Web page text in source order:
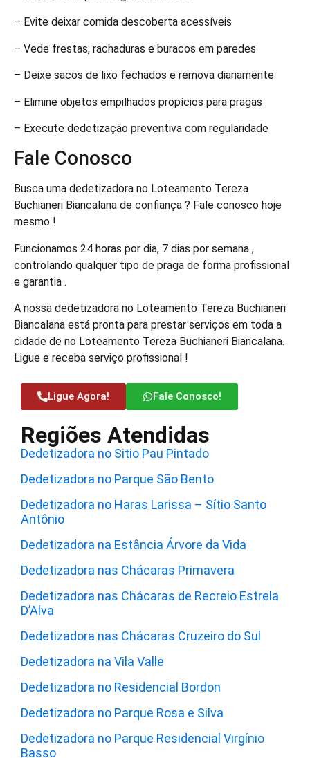
– Evite deixar comida descoberta acessíveis
– Vede frestas, rachaduras e buracos em paredes
– Deixe sacos de lixo fechados e remova diariamente
– Elimine objetos empilhados propícios para pragas
– Execute dedetização preventiva com regularidade
Fale Conosco
Busca uma dedetizadora no Loteamento Tereza
Buchianeri Biancalana de confiança ? Fale conosco hoje
mesmo !
Funcionamos 24 horas por dia, 7 dias por semana ,
controlando qualquer tipo de praga de forma profissional
e garantia .
A nossa dedetizadora no Loteamento Tereza Buchianeri
Biancalana está pronta para prestar serviços em toda a
cidade de no Loteamento Tereza Buchianeri Biancalana.
Ligue e receba serviço profissional !
Ligue Agora! Fale Conosco!
Regiões Atendidas
Dedetizadora no Sitio Pau Pintado
Dedetizadora no Parque São Bento
Dedetizadora no Haras Larissa – Sítio Santo
Antônio
Dedetizadora na Estância Árvore da Vida
Dedetizadora nas Chácaras Primavera
Dedetizadora nas Chácaras de Recreio Estrela
D’Alva
Dedetizadora nas Chácaras Cruzeiro do Sul
Dedetizadora na Vila Valle
Dedetizadora no Residencial Bordon
Dedetizadora no Parque Rosa e Silva
Dedetizadora no Parque Residencial Virgínio
Basso